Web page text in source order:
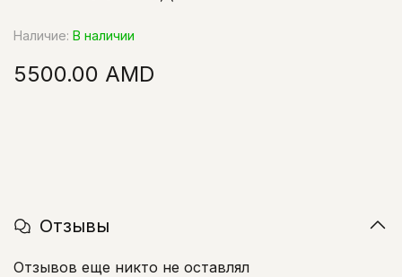
Наличие: В наличии
5500.00 AMD
Отзывы
Отзывов еще никто не оставлял